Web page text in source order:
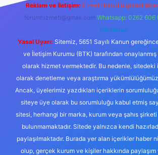
Reklam ve İletişim: E-mail:
forumhizmeti@gmail.com Whatsapp: 0262 606
@karabul
Yasal Uyarı: Sitemiz, 5651 Sayılı Kanun
ve İletişim Kurumu (BTK) tarafından onaylanmış
olarak hizmet vermektedir. Bu nedenle,
olarak denetleme veya araştırma
Ancak, üyelerimiz yazdıkları içeriklerin
siteye üye olarak bu sorumluluğu kabul etmiş
sitesi, herhangi bir marka, kurum veya şahıs şirketi
bulunmamaktadır. Sitede yalnızca kendi
paylaşılmaktadır. Burada yer alan içerikler haber
olup, gerçek kurum ve kişiler hakkında paylaşım